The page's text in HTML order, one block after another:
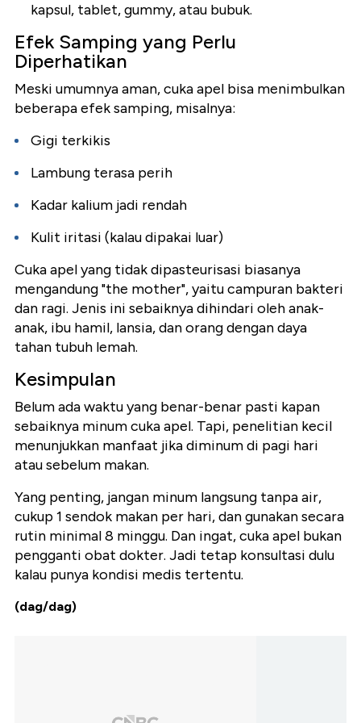
kapsul, tablet, gummy, atau bubuk.
Efek Samping yang Perlu
Diperhatikan
Meski umumnya aman, cuka apel bisa menimbulkan
beberapa efek samping, misalnya:
Gigi terkikis
Lambung terasa perih
Kadar kalium jadi rendah
Kulit iritasi (kalau dipakai luar)
Cuka apel yang tidak dipasteurisasi biasanya
mengandung "the mother", yaitu campuran bakteri
dan ragi. Jenis ini sebaiknya dihindari oleh anak-
anak, ibu hamil, lansia, dan orang dengan daya
tahan tubuh lemah.
Kesimpulan
Belum ada waktu yang benar-benar pasti kapan
sebaiknya minum cuka apel. Tapi, penelitian kecil
menunjukkan manfaat jika diminum di pagi hari
atau sebelum makan.
Yang penting, jangan minum langsung tanpa air,
cukup 1 sendok makan per hari, dan gunakan secara
rutin minimal 8 minggu. Dan ingat, cuka apel bukan
pengganti obat dokter. Jadi tetap konsultasi dulu
kalau punya kondisi medis tertentu.
(dag/dag)